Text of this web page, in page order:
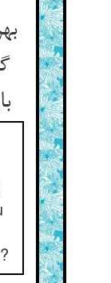
باید تا بداند هوش کو